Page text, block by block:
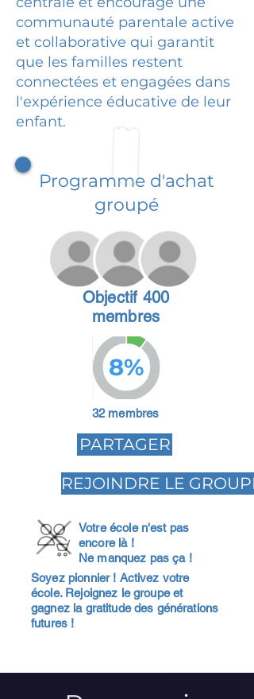
communauté parentale active
et collaborative qui garantit
que les familles restent
connectées et engagées dans
l'expérience éducative de leur
enfant.
Programme d'achat
groupé
Objectif 400
membres
8%
32 membres
PARTAGER
REJOINDRE LE GROUPE
Votre école n'est pas
encore là !
Ne manquez pas ça !
Soyez pionnier ! Activez votre
école. Rejoignez le groupe et
gagnez la gratitude des générations
futures !